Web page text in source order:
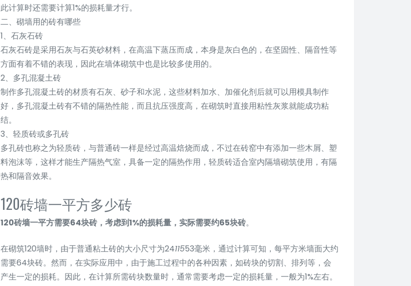
此计算时还需要计算1%的损耗量才行。
二、砌墙用的砖有哪些
1、石灰石砖
石灰石砖是采用石灰与石英砂材料，在高温下蒸压而成，本身是灰白色的，在坚固性、隔音性等
方面有着不错的表现，因此在墙体砌筑中也是比较多使用的。
2、多孔混凝土砖
制作多孔混凝土砖的材质有石灰、砂子和水泥，这些材料加水、加催化剂后就可以用模具制作
好，多孔混凝土砖有不错的隔热性能，而且抗压强度高，在砌筑时直接用粘性灰浆就能成功粘
结。
3、轻质砖或多孔砖
多孔砖也称之为轻质砖，与普通砖一样是经过高温焙烧而成，不过在砖窑中有添加一些木屑、塑
料泡沫等，这样才能生产隔热气室，具备一定的隔热作用，轻质砖适合室内隔墙砌筑使用，有隔
热和隔音效果。
120砖墙一平方多少砖
120砖墙一平方需要64块砖，考虑到1%的损耗量，实际需要约65块砖。
在砌筑120墙时，由于普通粘土砖的大小尺寸为2411553毫米，通过计算可知，每平方米墙面大约
需要64块砖。然而，在实际应用中，由于施工过程中的各种因素，如砖块的切割、排列等，会
产生一定的损耗。因此，在计算所需砖块数量时，通常需要考虑一定的损耗量，一般为1%左右。